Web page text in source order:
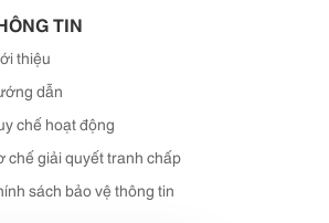
TIN
thiệu
dẫn
chế hoạt động
chế giải quyết tranh chấp
sách bảo vệ thông tin